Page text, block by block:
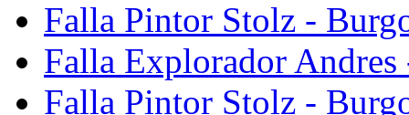
Falla Pintor Stolz -
Falla Explorador Andres
Falla Pintor Stolz -